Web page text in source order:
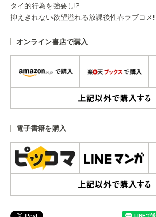
タイ的行為を強要し!?
抑えきれない欲望溢れる放課後性春ラブコメ!!
オンライン書店で購入
電子書籍を購入